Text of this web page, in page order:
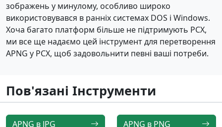
зображень у минулому, особливо широко
використовувався в ранніх системах DOS і Windows.
Хоча багато платформ більше не підтримують PCX,
ми все ще надаємо цей інструмент для перетворення
APNG у PCX, щоб задовольнити певні ваші потреби.
Пов'язані Інструменти
APNG в JPG APNG в PNG